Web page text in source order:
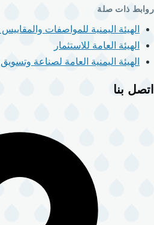
روابط ذات صلة
الهيئة اليمنية للمواصفات
الهيئة العامة للاستثمار
الهيئة اليمنية العامة لصناعة
اتصل بنا